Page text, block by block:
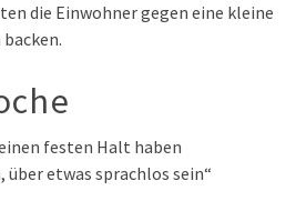
die Einwohner gegen eine kleine
festen Halt haben
über etwas sprachlos sein“